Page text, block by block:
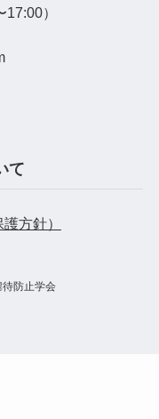
）
て
方針）
防止学会